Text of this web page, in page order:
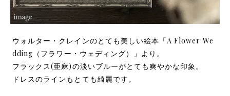
ウォルター・クレインのとても美しい絵本「A Flower We
dding（フラワー・ウェディング）」より。
フラックス(亜麻)の淡いブルーがとても爽やかな印象。
ドレスのラインもとても綺麗です。